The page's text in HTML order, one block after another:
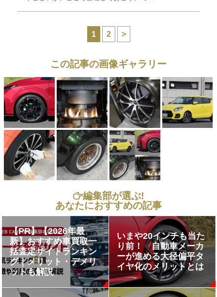
1 2 >
この記事の画像ギャラリー
編集部が選ぶ!
あなたにおすすめの記事
【PR】【2026年最
新】おすすめ車買取一
括査定サイトランキン
グ｜メリット・デメリ
ットも解説
いまや20インチも当た
り前！ 自動車メーカ
ーが進める大径偏平タ
イヤ化のメリットとは